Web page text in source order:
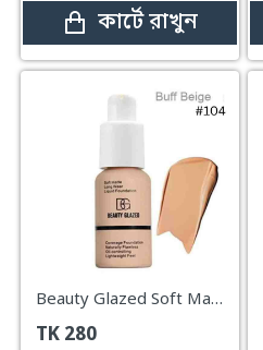
কার্টে রাখুন
Beauty Glazed Soft Matte Waterproof Liquid Foundation #104 Buff Beige
TK 280